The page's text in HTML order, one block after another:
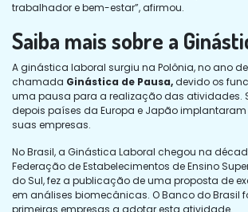
trabalhador e bem-estar”, afirmou.
Saiba mais sobre a
A ginástica laboral surgiu na Polônia, no ano de
chamada Ginástica de Pausa,devido os
uma pausa para a realização das atividades.
depois países da Europa e Japão
suas empresas.
No Brasil, a Ginástica Laboral chegou na
Federação de Estabelecimentos de Ensino
do Sul, fez a publicação de uma proposta de
em análises biomecânicas. O Banco do Brasil
primeiras empresas a adotar esta atividade.